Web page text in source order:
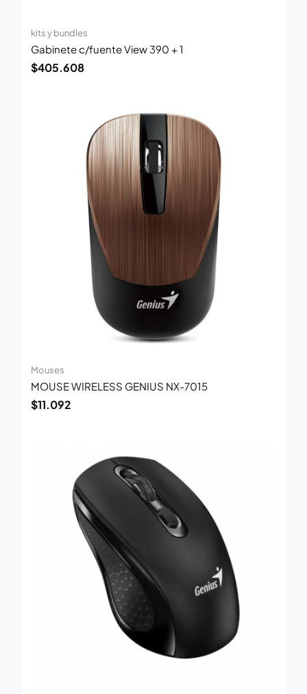
kits y bundles
Gabinete c/fuente View 390 + 1
$405.608
Mouses
MOUSE WIRELESS GENIUS NX-7015
$11.092